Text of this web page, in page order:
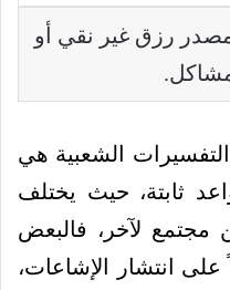
رزق غير نقي أو
الشعبية هي
ثابتة، حيث يختلف
مجتمع لآخر، فالبعض
على انتشار الإشاعات،